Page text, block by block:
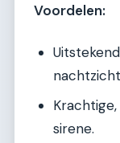
Voordelen:
sirene.